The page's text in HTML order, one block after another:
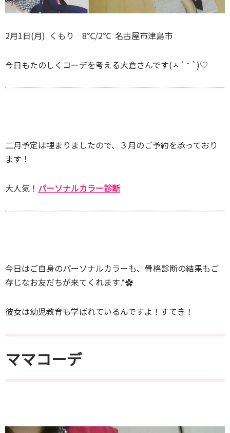
2月1日(月) くもり 8℃/2℃ 名古屋市津島市
今日もたのしくコーデを考える大倉さんです(ㅅ´ ˘ `)♡
二月予定は埋まりましたので、３月のご予約を承っており
ます！
大人気！ パーソナルカラー診断
今日はご自身のパーソナルカラーも、骨格診断の結果もご
存じなお友だちが来てくれます.*✿
彼女は幼児教育も学ばれているんですよ！すてき！
ママコーデ